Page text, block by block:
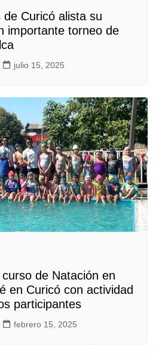
de Curicó alista su
importante torneo de
julio 15, 2025
de Natación en
en Curicó con actividad
participantes
febrero 15, 2025